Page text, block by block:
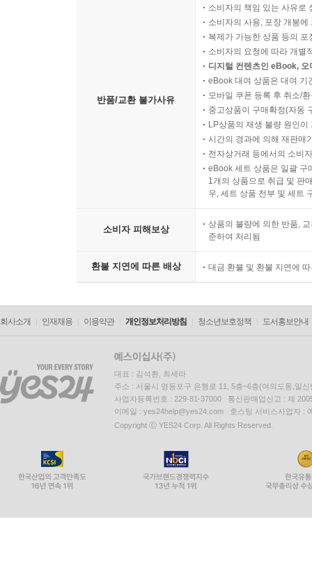
반품/교환 불가사유
소비자의 책임 있는 사유로
소비자의 사용, 포장 개봉
복제가 가능한 상품 등의
소비자의 요청에 따라 개별
디지털 컨텐츠인 eBook,
eBook 대여 상품은 대여 기
모바일 쿠폰 등록 후 취소/
중고상품이 구매확정(자동
LP상품의 재생 불량 원인
시간의 경과에 의해 재판매
전자상거래 등에서의 소비
eBook 세트 상품은 일괄 구
1개의 상품으로 취급 및 판
우, 세트 상품 전부 및 세트
소비자 피해보상
상품의 불량에 의한 반품,
준하여 처리됨
환불 지연에 따른 배상 대금 환불 및 환불 지연에
회사소개 인재채용 이용약관 개인정보처리방침 청소년보호정책 도서홍보안내
대표 : 김석환, 최세라
주소 : 서울시 영등포구 은행로 11, 5층~6층(여의도동,일신
사업자등록번호 : 229-81-37000 통신판매업신고 : 제
이메일 : yes24help@yes24.com 호스팅 서비스사업자 :
Copyright ⓒ YES24 Corp. All Rights Reserved.